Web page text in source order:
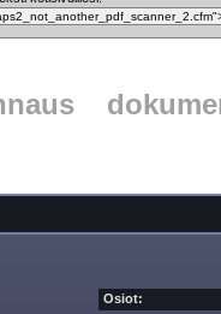
Osiot: